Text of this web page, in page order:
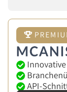
API-